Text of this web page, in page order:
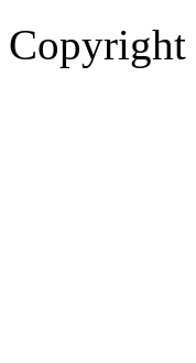
Copyright